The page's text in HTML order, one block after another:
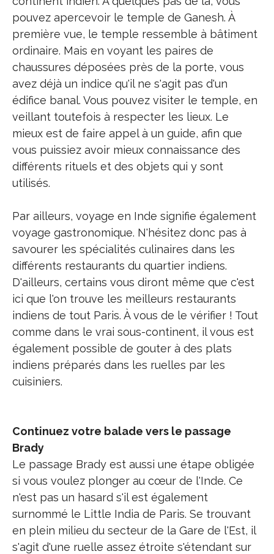
pouvez apercevoir le temple de Ganesh. À
première vue, le temple ressemble à bâtiment
ordinaire. Mais en voyant les paires de
chaussures déposées près de la porte, vous
avez déjà un indice qu'il ne s'agit pas d'un
édifice banal. Vous pouvez visiter le temple, en
veillant toutefois à respecter les lieux. Le
mieux est de faire appel à un guide, afin que
vous puissiez avoir mieux connaissance des
différents rituels et des objets qui y sont
utilisés.
Par ailleurs, voyage en Inde signifie également
voyage gastronomique. N'hésitez donc pas à
savourer les spécialités culinaires dans les
différents restaurants du quartier indiens.
D'ailleurs, certains vous diront même que c'est
ici que l'on trouve les meilleurs restaurants
indiens de tout Paris. À vous de le vérifier ! Tout
comme dans le vrai sous-continent, il vous est
également possible de gouter à des plats
indiens préparés dans les ruelles par les
cuisiniers.
Continuez votre balade vers le passage
Brady
Le passage Brady est aussi une étape obligée
si vous voulez plonger au cœur de l'Inde. Ce
n'est pas un hasard s'il est également
surnommé le Little India de Paris. Se trouvant
en plein milieu du secteur de la Gare de l'Est, il
s'agit d'une ruelle assez étroite s'étendant sur